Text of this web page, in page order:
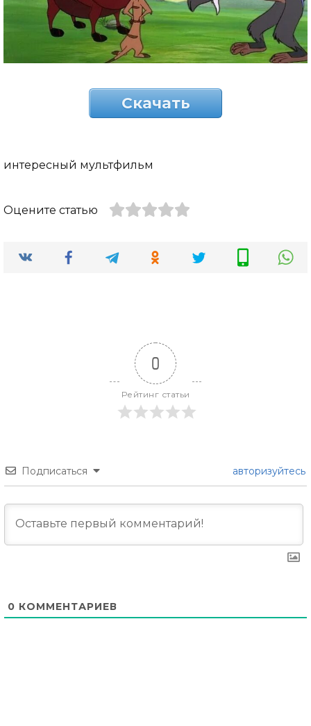
Скачать
интересный мультфильм
Оцените статью
0
Рейтинг статьи
Подписаться авторизуйтесь
0 КОММЕНТАРИЕВ